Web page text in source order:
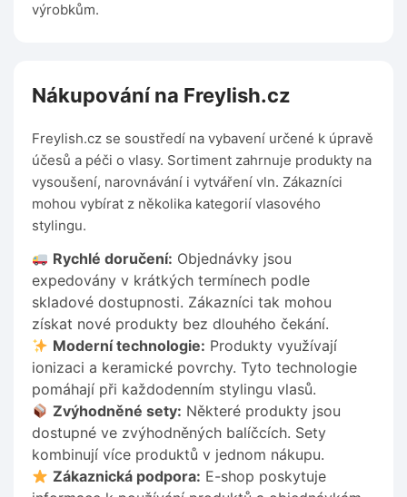
výrobkům.
Nákupování na Freylish.cz
Freylish.cz se soustředí na vybavení určené k úpravě
účesů a péči o vlasy. Sortiment zahrnuje produkty na
vysoušení, narovnávání i vytváření vln. Zákazníci
mohou vybírat z několika kategorií vlasového
stylingu.
Rychlé doručení: Objednávky jsou
expedovány v krátkých termínech podle
skladové dostupnosti. Zákazníci tak mohou
získat nové produkty bez dlouhého čekání.
Moderní technologie: Produkty využívají
ionizaci a keramické povrchy. Tyto technologie
pomáhají při každodenním stylingu vlasů.
Zvýhodněné sety: Některé produkty jsou
dostupné ve zvýhodněných balíčcích. Sety
kombinují více produktů v jednom nákupu.
Zákaznická podpora: E-shop poskytuje